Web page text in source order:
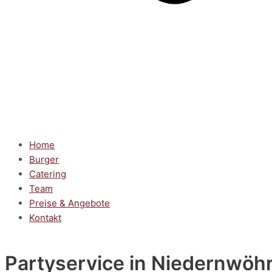
Home
Burger
Catering
Team
Preise & Angebote
Kontakt
Partyservice in